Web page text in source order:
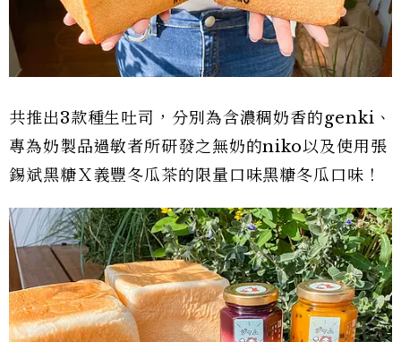
共推出3款種生吐司，分別為含濃稠奶香的genki、
專為奶製品過敏者所研發之無奶的niko以及使用張
錫斌黑糖Ｘ義豐冬瓜茶的限量口味黑糖冬瓜口味！